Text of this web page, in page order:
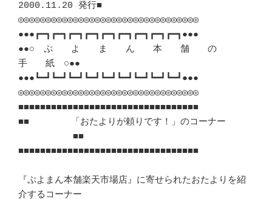
2000.11.20 発行■
◎◎◎◎◎◎◎◎◎◎◎◎◎◎◎◎◎◎◎◎◎◎◎◎◎◎◎◎◎◎◎◎◎
●●●┏━┓┏━┓┏━┓┏━┓┏━┓┏━┓┏━┓┏━┓┏━┓●●●
●●○　ぷ　　よ　　ま　　ん　　本　　舗　　の
手　　紙　○●●
●●●┗━┛┗━┛┗━┛┗━┛┗━┛┗━┛┗━┛┗━┛┗━┛●●●
◎◎◎◎◎◎◎◎◎◎◎◎◎◎◎◎◎◎◎◎◎◎◎◎◎◎◎◎◎◎◎◎◎
■■■■■■■■■■■■■■■■■■■■■■■■■■■■■■■■■
■■ 　　　　「おたよりが頼りです！」のコーナー
■■
■■■■■■■■■■■■■■■■■■■■■■■■■■■■■■■■■
『ぷよまん本舗楽天市場店』に寄せられたおたよりを紹
介するコーナー